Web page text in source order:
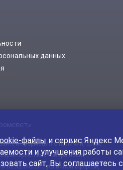
данных
информация о наличии, сроке
товара носит
не является публичной офертой,
файлы и сервис Яндекс
и улучшения работы
сайт, Вы соглашаетесь